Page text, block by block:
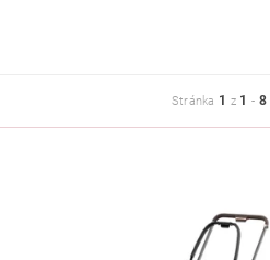
Stránka 1 z 1 - 8